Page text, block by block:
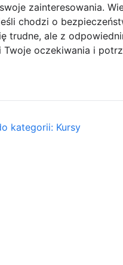
zainteresowania.
chodzi o
trudne, ale z
Twoje oczekiwania i
kategorii: Kursy